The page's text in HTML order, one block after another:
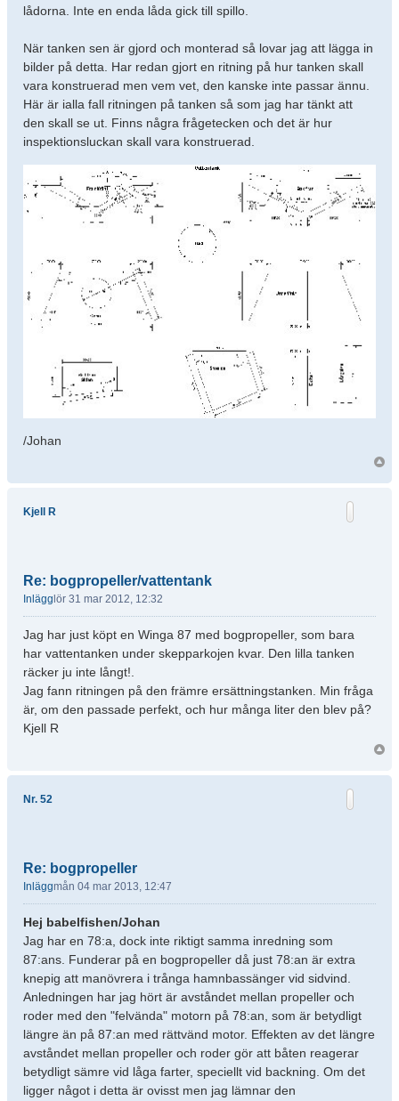
lådorna. Inte en enda låda gick till spillo.
När tanken sen är gjord och monterad så lovar jag att lägga in
bilder på detta. Har redan gjort en ritning på hur tanken skall
vara konstruerad men vem vet, den kanske inte passar ännu.
Här är ialla fall ritningen på tanken så som jag har tänkt att
den skall se ut. Finns några frågetecken och det är hur
inspektionsluckan skall vara konstruerad.
/Johan
Kjell R
Re: bogpropeller/vattentank
Inlägg lör 31 mar 2012, 12:32
Jag har just köpt en Winga 87 med bogpropeller, som bara
har vattentanken under skepparkojen kvar. Den lilla tanken
räcker ju inte långt!.
Jag fann ritningen på den främre ersättningstanken. Min fråga
är, om den passade perfekt, och hur många liter den blev på?
Kjell R
Nr. 52
Re: bogpropeller
Inläggmån 04 mar 2013, 12:47
Hej babelfishen/Johan
Jag har en 78:a, dock inte riktigt samma inredning som
87:ans. Funderar på en bogpropeller då just 78:an är extra
knepig att manövrera i trånga hamnbassänger vid sidvind.
Anledningen har jag hört är avståndet mellan propeller och
roder med den "felvända" motorn på 78:an, som är betydligt
längre än på 87:an med rättvänd motor. Effekten av det längre
avståndet mellan propeller och roder gör att båten reagerar
betydligt sämre vid låga farter, speciellt vid backning. Om det
ligger något i detta är ovisst men jag lämnar den